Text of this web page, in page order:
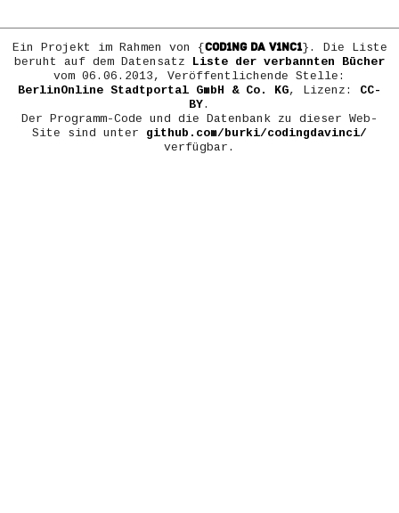
Ein Projekt im Rahmen von {COD1NG DA V1NC1}. Die Liste
beruht auf dem Datensatz Liste der verbannten Bücher
vom 06.06.2013, Veröffentlichende Stelle:
BerlinOnline Stadtportal GmbH & Co. KG, Lizenz: CC-
BY.
Der Programm-Code und die Datenbank zu dieser Web-
Site sind unter github.com/burki/codingdavinci/
verfügbar.